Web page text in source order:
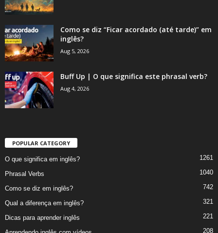
Como se diz “Ficar acordado (até tarde)” em
inglês?
Aug 5, 2026
Buff Up | O que significa este phrasal verb?
Aug 4, 2026
POPULAR CATEGORY
O que significa em inglês? 1261
Phrasal Verbs 1040
Como se diz em inglês? 742
Qual a diferença em inglês? 321
Dicas para aprender inglês 221
208